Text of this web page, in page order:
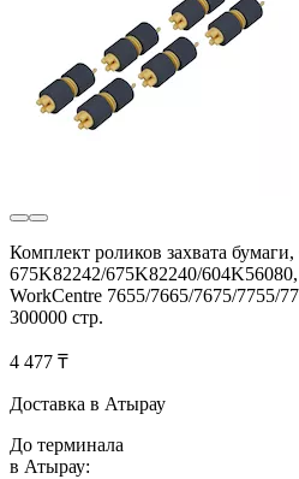
Комплект роликов захвата
675K82242/675K82240/
WorkCentre 7655/7665/7675/7755/
300000 стр.
4 477 ₸
Доставка в Атырау
До терминала
в Атырау: